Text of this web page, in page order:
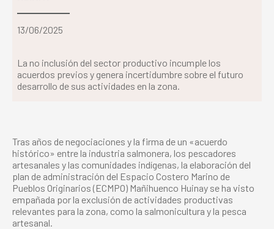
13/06/2025
La no inclusión del sector productivo incumple los
acuerdos previos y genera incertidumbre sobre el futuro
desarrollo de sus actividades en la zona.
Tras años de negociaciones y la firma de un «acuerdo
histórico» entre la industria salmonera, los pescadores
artesanales y las comunidades indígenas, la elaboración del
plan de administración del Espacio Costero Marino de
Pueblos Originarios (ECMPO) Mañihuenco Huinay se ha visto
empañada por la exclusión de actividades productivas
relevantes para la zona, como la salmonicultura y la pesca
artesanal.